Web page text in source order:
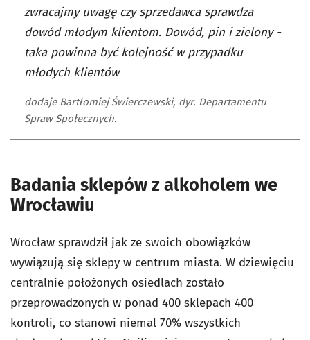
zwracajmy uwagę czy sprzedawca sprawdza
dowód młodym klientom. Dowód, pin i zielony -
taka powinna być kolejność w przypadku
młodych klientów
dodaje Bartłomiej Świerczewski, dyr. Departamentu
Spraw Społecznych.
Badania sklepów z alkoholem we
Wrocławiu
Wrocław sprawdził jak ze swoich obowiązków
wywiązują się sklepy w centrum miasta. W dziewięciu
centralnie położonych osiedlach zostało
przeprowadzonych w ponad 400 sklepach 400
kontroli, co stanowi niemal 70% wszystkich